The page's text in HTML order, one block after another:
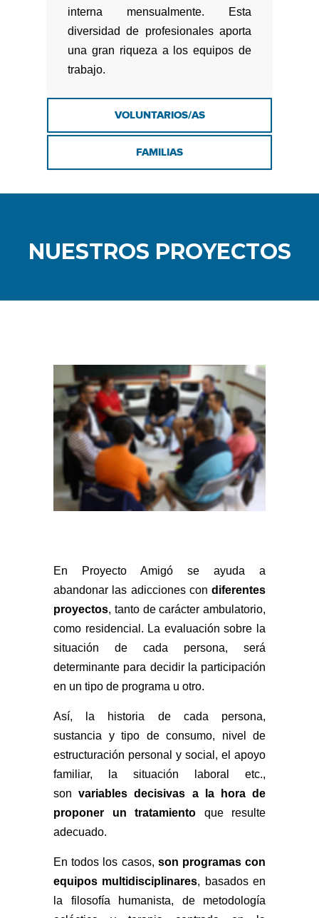
interna mensualmente. Esta
diversidad de profesionales aporta
una gran riqueza a los equipos de
trabajo.
VOLUNTARIOS/AS
FAMILIAS
NUESTROS PROYECTOS
En Proyecto Amigó se ayuda a
abandonar las adicciones con diferentes
proyectos, tanto de carácter ambulatorio,
como residencial. La evaluación sobre la
situación de cada persona, será
determinante para decidir la participación
en un tipo de programa u otro.
Así, la historia de cada persona,
sustancia y tipo de consumo, nivel de
estructuración personal y social, el apoyo
familiar, la situación laboral etc.,
sonvariables decisivas a la hora de
proponer un tratamiento que resulte
adecuado.
En todos los casos, son programas con
equipos multidisciplinares, basados en
la filosofía humanista, de metodología